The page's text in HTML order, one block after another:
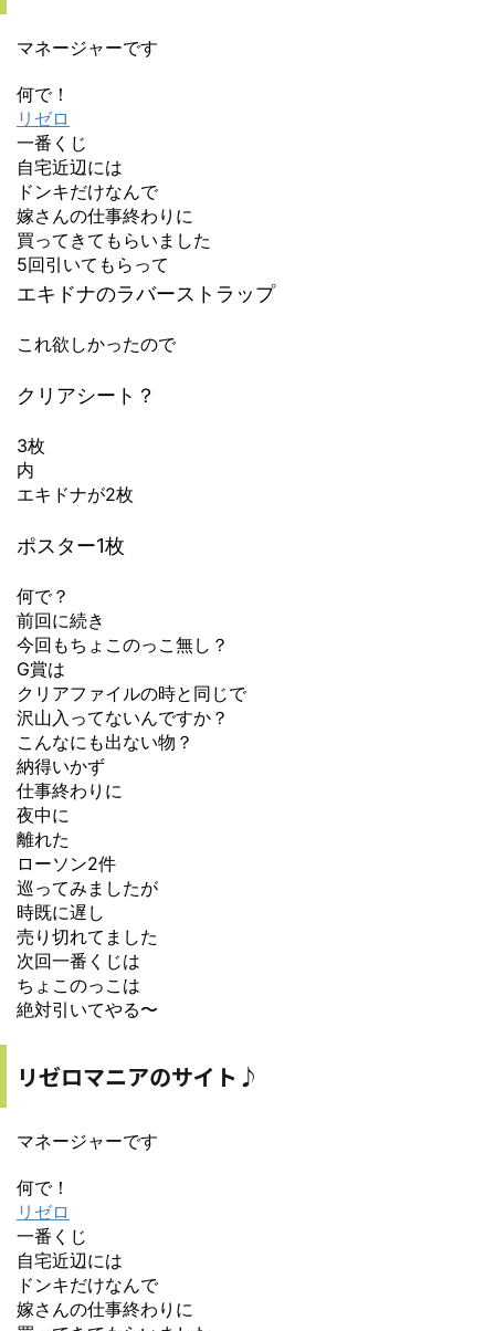
マネージャーです
何で！
リゼロ
一番くじ
自宅近辺には
ドンキだけなんで
嫁さんの仕事終わりに
買ってきてもらいました
5回引いてもらって
エキドナのラバーストラップ
これ欲しかったので
クリアシート？
3枚
内
エキドナが2枚
ポスター1枚
何で？
前回に続き
今回もちょこのっこ無し？
G賞は
クリアファイルの時と同じで
沢山入ってないんですか？
こんなにも出ない物？
納得いかず
仕事終わりに
夜中に
離れた
ローソン2件
巡ってみましたが
時既に遅し
売り切れてました
次回一番くじは
ちょこのっこは
絶対引いてやる〜
リゼロマニアのサイト♪
マネージャーです
何で！
リゼロ
一番くじ
自宅近辺には
ドンキだけなんで
嫁さんの仕事終わりに